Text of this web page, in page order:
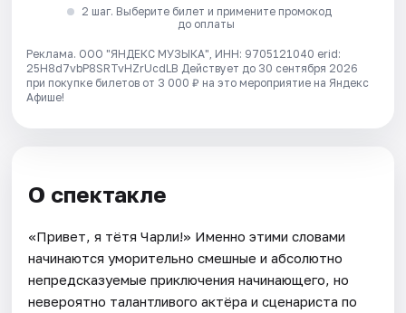
2 шаг. Выберите билет и примените промокод
до оплаты
Реклама. ООО "ЯНДЕКС МУЗЫКА", ИНН: 9705121040 erid:
25H8d7vbP8SRTvHZrUcdLB Действует до 30 сентября 2026
при покупке билетов от 3 000 ₽ на это мероприятие на Яндекс
Афише!
О спектакле
«Привет, я тётя Чарли!» Именно этими словами
начинаются уморительно смешные и абсолютно
непредсказуемые приключения начинающего, но
невероятно талантливого актёра и сценариста по